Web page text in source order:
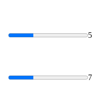
5
7